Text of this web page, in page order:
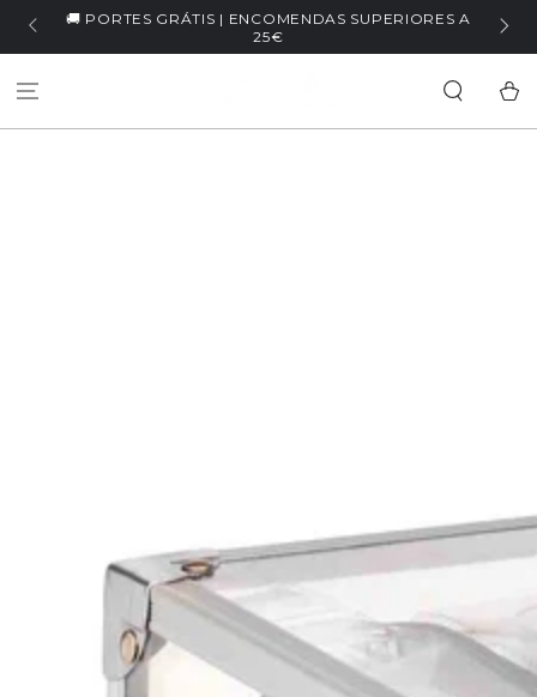
IR PARA O
CONTEÚDO
🏷️ WELCOME5 | -5% NA PRIMEIRA COMPRA
A